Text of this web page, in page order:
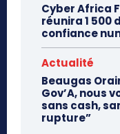
Cyber Africa
réunira 1 500
confiance
Actualité
Beaugas
Gov’A, nous
sans cash,
rupture”